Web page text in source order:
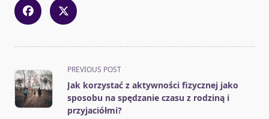
<span
class="nav-
subtitle
screen-
PREVIOUS POST
Jak korzystać z aktywności fizycznej jako
sposobu na spędzanie czasu z rodziną i
przyjaciółmi?